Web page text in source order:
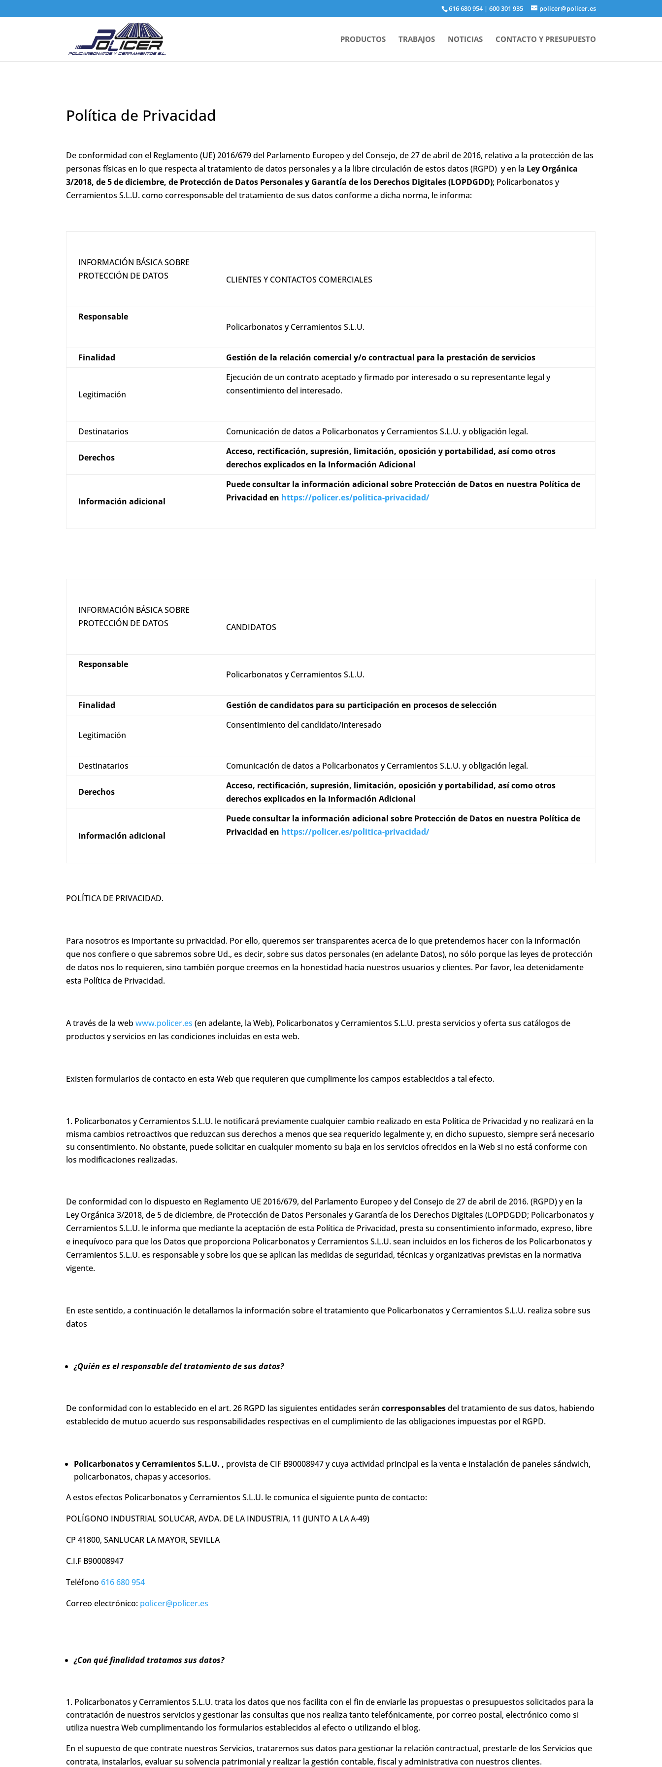
616 680 954| 600 301 935 policer@policer.es
PRODUCTOS TRABAJOS NOTICIAS CONTACTO Y PRESUPUESTO
Política de Privacidad
De conformidad con el Reglamento (UE) 2016/679 del Parlamento Europeo y del Consejo, de 27 de abril de 2016, relativo a la protección de las
personas físicas en lo que respecta al tratamiento de datos personales y a la libre circulación de estos datos (RGPD) y en la Ley Orgánica
3/2018, de 5 de diciembre, de Protección de Datos Personales y Garantía de los Derechos Digitales (LOPDGDD); Policarbonatos y
Cerramientos S.L.U. como corresponsable del tratamiento de sus datos conforme a dicha norma, le informa:
INFORMACIÓN BÁSICA SOBRE
PROTECCIÓN DE DATOS
CLIENTES Y CONTACTOS COMERCIALES
Responsable
Policarbonatos y Cerramientos S.L.U.
Finalidad Gestión de la relación comercial y/o contractual para la prestación de servicios
Legitimación
Ejecución de un contrato aceptado y firmado por interesado o su representante legal y
consentimiento del interesado.
Destinatarios Comunicación de datos a Policarbonatos y Cerramientos S.L.U. y obligación legal.
Derechos
Acceso, rectificación, supresión, limitación, oposición y portabilidad, así como otros
derechos explicados en la Información Adicional
Información adicional
Puede consultar la información adicional sobre Protección de Datos en nuestra Política de
Privacidad en https://policer.es/politica-privacidad/
INFORMACIÓN BÁSICA SOBRE
PROTECCIÓN DE DATOS
CANDIDATOS
Responsable
Policarbonatos y Cerramientos S.L.U.
Finalidad Gestión de candidatos para su participación en procesos de selección
Legitimación
Consentimiento del candidato/interesado
Destinatarios Comunicación de datos a Policarbonatos y Cerramientos S.L.U. y obligación legal.
Derechos
Acceso, rectificación, supresión, limitación, oposición y portabilidad, así como otros
derechos explicados en la Información Adicional
Información adicional
Puede consultar la información adicional sobre Protección de Datos en nuestra Política de
Privacidad en https://policer.es/politica-privacidad/
POLÍTICA DE PRIVACIDAD.
Para nosotros es importante su privacidad. Por ello, queremos ser transparentes acerca de lo que pretendemos hacer con la información
que nos confiere o que sabremos sobre Ud., es decir, sobre sus datos personales (en adelante Datos), no sólo porque las leyes de protección
de datos nos lo requieren, sino también porque creemos en la honestidad hacia nuestros usuarios y clientes. Por favor, lea detenidamente
esta Política de Privacidad.
A través de la webwww.policer.es (en adelante, la Web), Policarbonatos y Cerramientos S.L.U. presta servicios y oferta sus catálogos de
productos y servicios en las condiciones incluidas en esta web.
Existen formularios de contacto en esta Web que requieren que cumplimente los campos establecidos a tal efecto.
Policarbonatos y Cerramientos S.L.U. le notificará previamente cualquier cambio realizado en esta Política de Privacidad y no realizará en la
misma cambios retroactivos que reduzcan sus derechos a menos que sea requerido legalmente y, en dicho supuesto, siempre será necesario
su consentimiento. No obstante, puede solicitar en cualquier momento su baja en los servicios ofrecidos en la Web si no está conforme con
los modificaciones realizadas.
De conformidad con lo dispuesto en Reglamento UE 2016/679, del Parlamento Europeo y del Consejo de 27 de abril de 2016. (RGPD) y en la
Ley Orgánica 3/2018, de 5 de diciembre, de Protección de Datos Personales y Garantía de los Derechos Digitales (LOPDGDD; Policarbonatos y
Cerramientos S.L.U. le informa que mediante la aceptación de esta Política de Privacidad, presta su consentimiento informado, expreso, libre
e inequívoco para que los Datos que proporciona Policarbonatos y Cerramientos S.L.U. sean incluidos en los ficheros de los Policarbonatos y
Cerramientos S.L.U. es responsable y sobre los que se aplican las medidas de seguridad, técnicas y organizativas previstas en la normativa
vigente.
En este sentido, a continuación le detallamos la información sobre el tratamiento que Policarbonatos y Cerramientos S.L.U. realiza sobre sus
datos
¿Quién es el responsable del tratamiento de sus datos?
De conformidad con lo establecido en el art. 26 RGPD las siguientes entidades serán corresponsables del tratamiento de sus datos, habiendo
establecido de mutuo acuerdo sus responsabilidades respectivas en el cumplimiento de las obligaciones impuestas por el RGPD.
Policarbonatos y Cerramientos S.L.U. , provista de CIF B90008947 y cuya actividad principal es la venta e instalación de paneles sándwich,
policarbonatos, chapas y accesorios.
A estos efectos Policarbonatos y Cerramientos S.L.U. le comunica el siguiente punto de contacto:
POLÍGONO INDUSTRIAL SOLUCAR, AVDA. DE LA INDUSTRIA, 11 (JUNTO A LA A-49)
CP 41800, SANLUCAR LA MAYOR, SEVILLA
C.I.F B90008947
Teléfono 616 680 954
Correo electrónico: policer@policer.es
¿Con qué finalidad tratamos sus datos?
Policarbonatos y Cerramientos S.L.U. trata los datos que nos facilita con el fin de enviarle las propuestas o presupuestos solicitados para la
contratación de nuestros servicios y gestionar las consultas que nos realiza tanto telefónicamente, por correo postal, electrónico como si
utiliza nuestra Web cumplimentando los formularios establecidos al efecto o utilizando el blog.
En el supuesto de que contrate nuestros Servicios, trataremos sus datos para gestionar la relación contractual, prestarle de los Servicios que
contrata, instalarlos, evaluar su solvencia patrimonial y realizar la gestión contable, fiscal y administrativa con nuestros clientes.